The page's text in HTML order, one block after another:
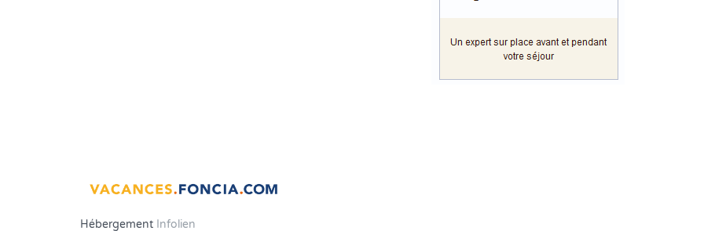
Hébergement Infolien